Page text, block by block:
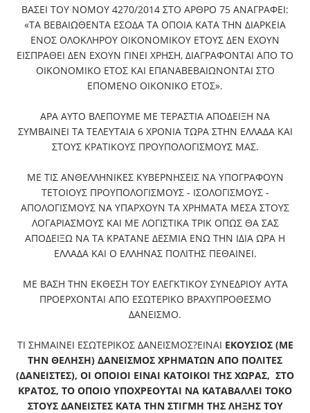
ΒΑΣΕΙ ΤΟΥ ΝΟΜΟΥ 4270/2014 ΣΤΟ ΑΡΘΡΟ 75 ΑΝΑΓΡΑΦΕΙ:
«ΤΑ ΒΕΒΑΙΩΘΕΝΤΑ ΕΣΟΔΑ ΤΑ ΟΠΟΙΑ ΚΑΤΑ ΤΗΝ ΔΙΑΡΚΕΙΑ
ΕΝΟΣ ΟΛΟΚΛΗΡΟΥ ΟΙΚΟΝΟΜΙΚΟΥ ΕΤΟΥΣ ΔΕΝ ΕΧΟΥΝ
ΕΙΣΠΡΑΘΕΙ ΔΕΝ ΕΧΟΥΝ ΓΙΝΕΙ ΧΡΗΣΗ, ΔΙΑΓΡΑΦΟΝΤΑΙ ΑΠΟ ΤΟ
ΟΙΚΟΝΟΜΙΚΟ ΕΤΟΣ ΚΑΙ ΕΠΑΝΑΒΕΒΑΙΩΝΟΝΤΑΙ ΣΤΟ
ΕΠΟΜΕΝΟ ΟΙΚΟΝΙΚΟ ΕΤΟΣ».
ΑΡΑ ΑΥΤΟ ΒΛΕΠΟΥΜΕ ΜΕ ΤΕΡΑΣΤΙΑ ΑΠΟΔΕΙΞΗ ΝΑ
ΣΥΜΒΑΙΝΕΙ ΤΑ ΤΕΛΕΥΤΑΙΑ 6 ΧΡΟΝΙΑ ΤΩΡΑ ΣΤΗΝ ΕΛΛΑΔΑ ΚΑΙ
ΣΤΟΥΣ ΚΡΑΤΙΚΟΥΣ ΠΡΟΥΠΟΛΟΓΙΣΜΟΥΣ ΜΑΣ.
ΜΕ ΤΙΣ ΑΝΘΕΛΛΗΝΙΚΕΣ ΚΥΒΕΡΝΗΣΕΙΣ ΝΑ ΥΠΟΓΡΑΦΟΥΝ
ΤΕΤΟΙΟΥΣ ΠΡΟΥΠΟΛΟΓΙΣΜΟΥΣ - ΙΣΟΛΟΓΙΣΜΟΥΣ -
ΑΠΟΛΟΓΙΣΜΟΥΣ ΝΑ ΥΠΑΡΧΟΥΝ ΤΑ ΧΡΗΜΑΤΑ ΜΕΣΑ ΣΤΟΥΣ
ΛΟΓΑΡΙΑΣΜΟΥΣ ΚΑΙ ΜΕ ΛΟΓΙΣΤΙΚΑ ΤΡΙΚ ΟΠΩΣ ΘΑ ΣΑΣ
ΑΠΟΔΕΙΞΩ ΝΑ ΤΑ ΚΡΑΤΑΝΕ ΔΕΣΜΙΑ ΕΝΩ ΤΗΝ ΙΔΙΑ ΩΡΑ Η
ΕΛΛΑΔΑ ΚΑΙ Ο ΕΛΛΗΝΑΣ ΠΟΛΙΤΗΣ ΠΕΘΑΙΝΕΙ.
ΜΕ ΒΑΣΗ ΤΗΝ ΕΚΘΕΣΗ ΤΟΥ ΕΛΕΓΚΤΙΚΟΥ ΣΥΝΕΔΡΙΟΥ ΑΥΤΑ
ΠΡΟΕΡΧΟΝΤΑΙ ΑΠΟ ΕΣΩΤΕΡΙΚΟ ΒΡΑΧΥΠΡΟΘΕΣΜΟ
ΔΑΝΕΙΣΜΟ.
ΤΙ ΣΗΜΑΙΝΕΙ ΕΣΩΤΕΡΙΚΟΣ ΔΑΝΕΙΣΜΟΣ?ΕΙΝΑΙ ΕΚΟΥΣΙΟΣ (ΜΕ
ΤΗΝ ΘΕΛΗΣΗ) ΔΑΝΕΙΣΜΟΣ ΧΡΗΜΑΤΩΝ ΑΠΟ ΠΟΛΙΤΕΣ
(ΔΑΝΕΙΣΤΕΣ), ΟΙ ΟΠΟΙΟΙ ΕΙΝΑΙ ΚΑΤΟΙΚΟΙ ΤΗΣ ΧΩΡΑΣ, ΣΤΟ
ΚΡΑΤΟΣ, ΤΟ ΟΠΟΙΟ ΥΠΟΧΡΕΟΥΤΑΙ ΝΑ ΚΑΤΑΒΑΛΛΕΙ ΤΟΚΟ
ΣΤΟΥΣ ΔΑΝΕΙΣΤΕΣ ΚΑΤΑ ΤΗΝ ΣΤΙΓΜΗ ΤΗΣ ΛΗΞΗΣ ΤΟΥ